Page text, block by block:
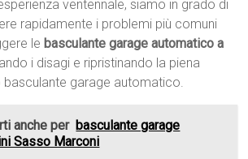
ventennale, siamo in grado di
rapidamente i problemi più comuni
le basculante garage automatico a
i disagi e ripristinando la piena
basculante garage automatico.
anche per basculante garage
Sasso Marconi